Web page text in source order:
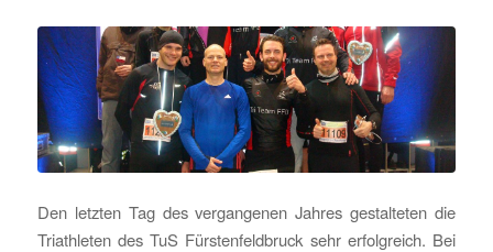
Den letzten Tag des vergangenen Jahres gestalteten die
Triathleten des TuS Fürstenfeldbruck sehr erfolgreich. Bei